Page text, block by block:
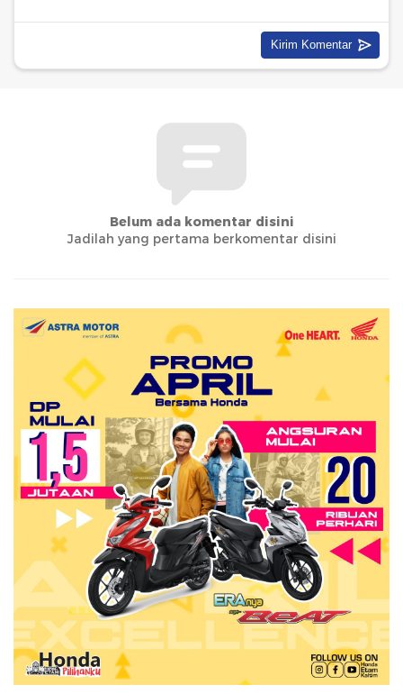
Belum ada komentar disini
Jadilah yang pertama berkomentar disini